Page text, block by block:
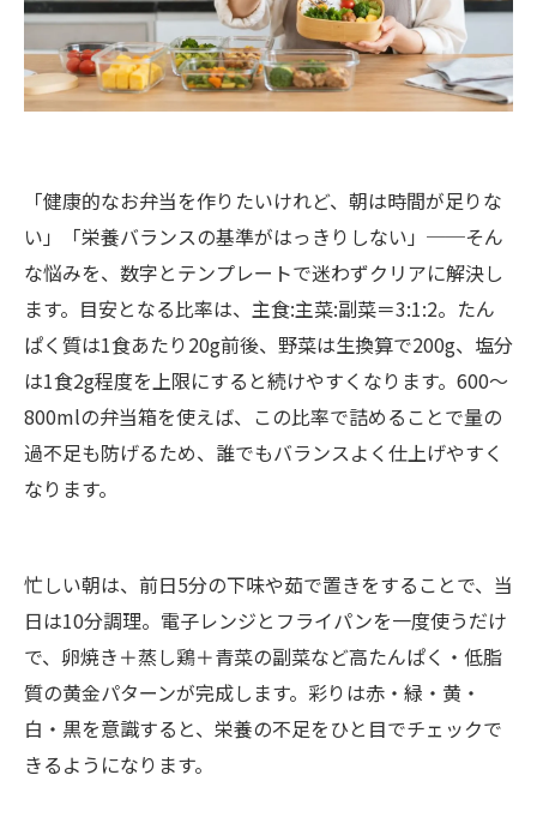
「健康的なお弁当を作りたいけれど、朝は時間が足りな
い」「栄養バランスの基準がはっきりしない」──そん
な悩みを、数字とテンプレートで迷わずクリアに解決し
ます。目安となる比率は、主食:主菜:副菜＝3:1:2。たん
ぱく質は1食あたり20g前後、野菜は生換算で200g、塩分
は1食2g程度を上限にすると続けやすくなります。600〜
800mlの弁当箱を使えば、この比率で詰めることで量の
過不足も防げるため、誰でもバランスよく仕上げやすく
なります。
忙しい朝は、前日5分の下味や茹で置きをすることで、当
日は10分調理。電子レンジとフライパンを一度使うだけ
で、卵焼き＋蒸し鶏＋青菜の副菜など高たんぱく・低脂
質の黄金パターンが完成します。彩りは赤・緑・黄・
白・黒を意識すると、栄養の不足をひと目でチェックで
きるようになります。